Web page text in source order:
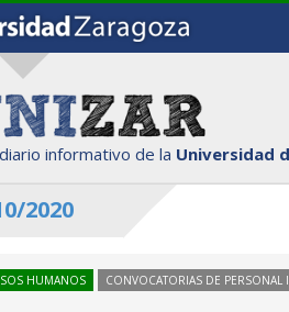
informativo de la Universidad
2020
HUMANOS CONVOCATORIAS DE PERSONAL